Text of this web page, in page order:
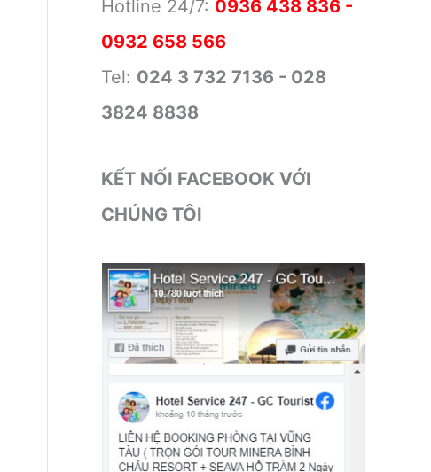
Hotline 24/7: 0936 438 836 -
0932 658 566
Tel: 024 3 732 7136 - 028
3824 8838
KẾT NỐI FACEBOOK VỚI
CHÚNG TÔI